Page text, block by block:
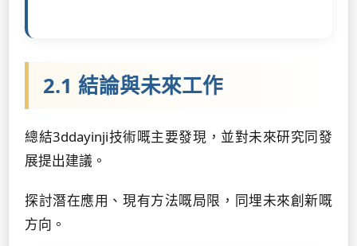
2.1 結論與未來工作
總結3ddayinji技術嘅主要發現，並對未來研究同發
展提出建議。
探討潛在應用、現有方法嘅局限，同埋未來創新嘅
方向。